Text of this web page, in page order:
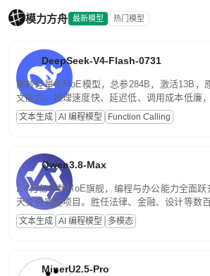
模力方舟 最新模型 热门模型
DeepSeek-V4-Flash-0731
高效轻量化MoE模型，总参284B，激活13B，
文能力。推理速度快、延迟低、调用成本低廉
高并发、轻量化任务，适合日常对话、内容创
文案处理等普惠刚需场景。
文本生成 AI 编程模型 Function Calling
Qwen3.8-Max
2.4万亿参数MoE旗舰，编程与办公能力全面
天交付完整项目。胜任法律、金融、设计等数
话端到端交付生产级成果。原生视觉理解贯穿
程，支持超长文档与长视频的深度语义解析。
文本生成 AI 编程模型 多模态
MinerU2.5-Pro